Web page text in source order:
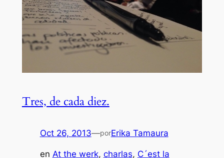
Tres, de cada diez.
Oct 26, 2013—porErika Tamaura
en At the werk, charlas, C´est la